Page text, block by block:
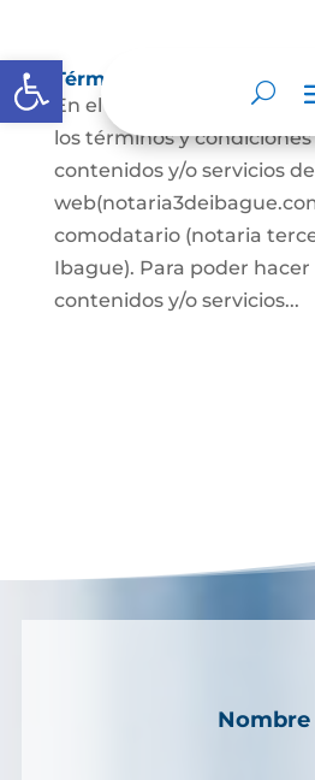
Abrir barra de herramientas
Términos y condiciones
En el presente
los términos y
contenidos y/o servicios
comodatario (notaria
Ibague). Para poder hacer
contenidos y/o servicios...
Nombre